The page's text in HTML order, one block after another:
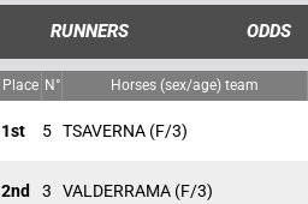
RUNNERS ODDS
Place N° Horses (sex/age) team
1st 5 TSAVERNA (F/3)
2nd 3 VALDERRAMA (F/3)